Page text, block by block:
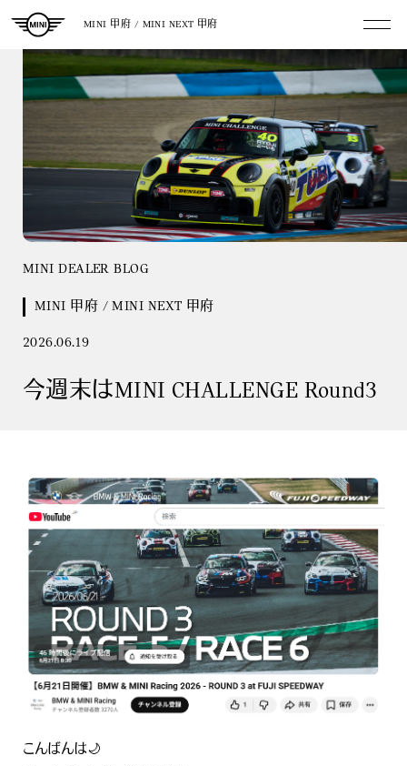
MINI 甲府 / MINI NEXT 甲府
MINI DEALER BLOG
MINI 甲府 / MINI NEXT 甲府
2026.06.19
今週末はMINI CHALLENGE Round3
こんばんは🌙